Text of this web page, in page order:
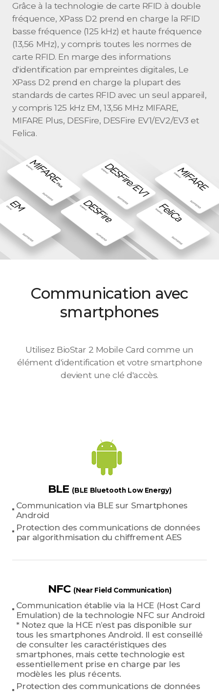
Grâce à la technologie de carte RFID à double
fréquence, XPass D2 prend en charge la RFID
basse fréquence (125 kHz) et haute fréquence
(13,56 MHz), y compris toutes les normes de
carte RFID. En marge des informations
d'identification par empreintes digitales, Le
XPass D2 prend en charge la plupart des
standards de cartes RFID avec un seul appareil,
y compris 125 kHz EM, 13,56 MHz MIFARE,
MIFARE Plus, DESFire, DESFire EV1/EV2/EV3 et
Felica.
Communication avec
smartphones
Utilisez BioStar 2 Mobile Card comme un
élément d'identification et votre smartphone
devient une clé d'accès.
BLE (BLE Bluetooth Low Energy)
Communication via BLE sur Smartphones
Android
Protection des communications de données
par algorithmisation du chiffrement AES
NFC (Near Field Communication)
Communication établie via la HCE (Host Card
Emulation) de la technologie NFC sur Android
* Notez que la HCE n’est pas disponible sur
tous les smartphones Android. Il est conseillé
de consulter les caractéristiques des
smartphones, mais cette technologie est
essentiellement prise en charge par les
modèles les plus récents.
Protection des communications de données